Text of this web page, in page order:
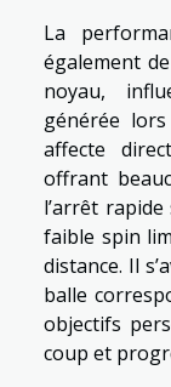
La
également
noyau,
générée
affecte
offrant
l’arrêt
faible spin
distance. Il
balle
objectifs
coup et